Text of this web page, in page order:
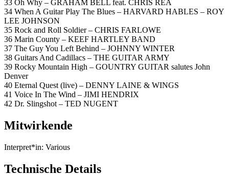
33 Oh Why – GRAHAM BELL feat. CHRIS REA
34 When A Guitar Play The Blues – HARVARD HABLES – ROY
LEE JOHNSON
35 Rock and Roll Soldier – CHRIS FARLOWE
36 Marin County – KEEF HARTLEY BAND
37 The Guy You Left Behind – JOHNNY WINTER
38 Guitars And Cadillacs – THE GUITAR ARMY
39 Rocky Mountain High – GOUNTRY GUITAR salutes John
Denver
40 Eternal Quest (live) – DENNY LAINE & WINGS
41 Voice In The Wind – JIMI HENDRIX
42 Dr. Slingshot – TED NUGENT
Mitwirkende
Interpret*in: Various
Technische Details